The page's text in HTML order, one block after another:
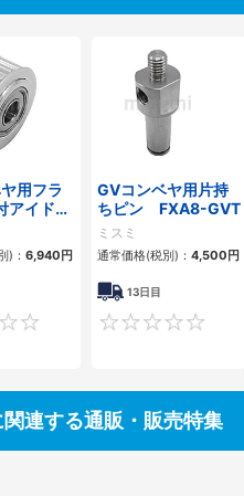
用フラ
アイドラ
)： 6,940円
0
GVコンベヤ用片持
ちピン FXA8-GVT
ミスミ
通常価格(税別)： 4,500円
13日目
連する通販・販売特集